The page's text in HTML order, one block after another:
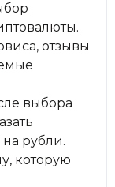
отзывы
выбора
рубли.
которую